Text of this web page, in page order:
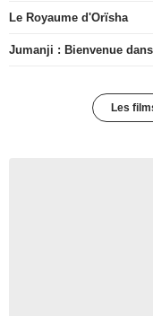
Le Royaume d'Orïsha
Jumanji : Bienvenue
Les